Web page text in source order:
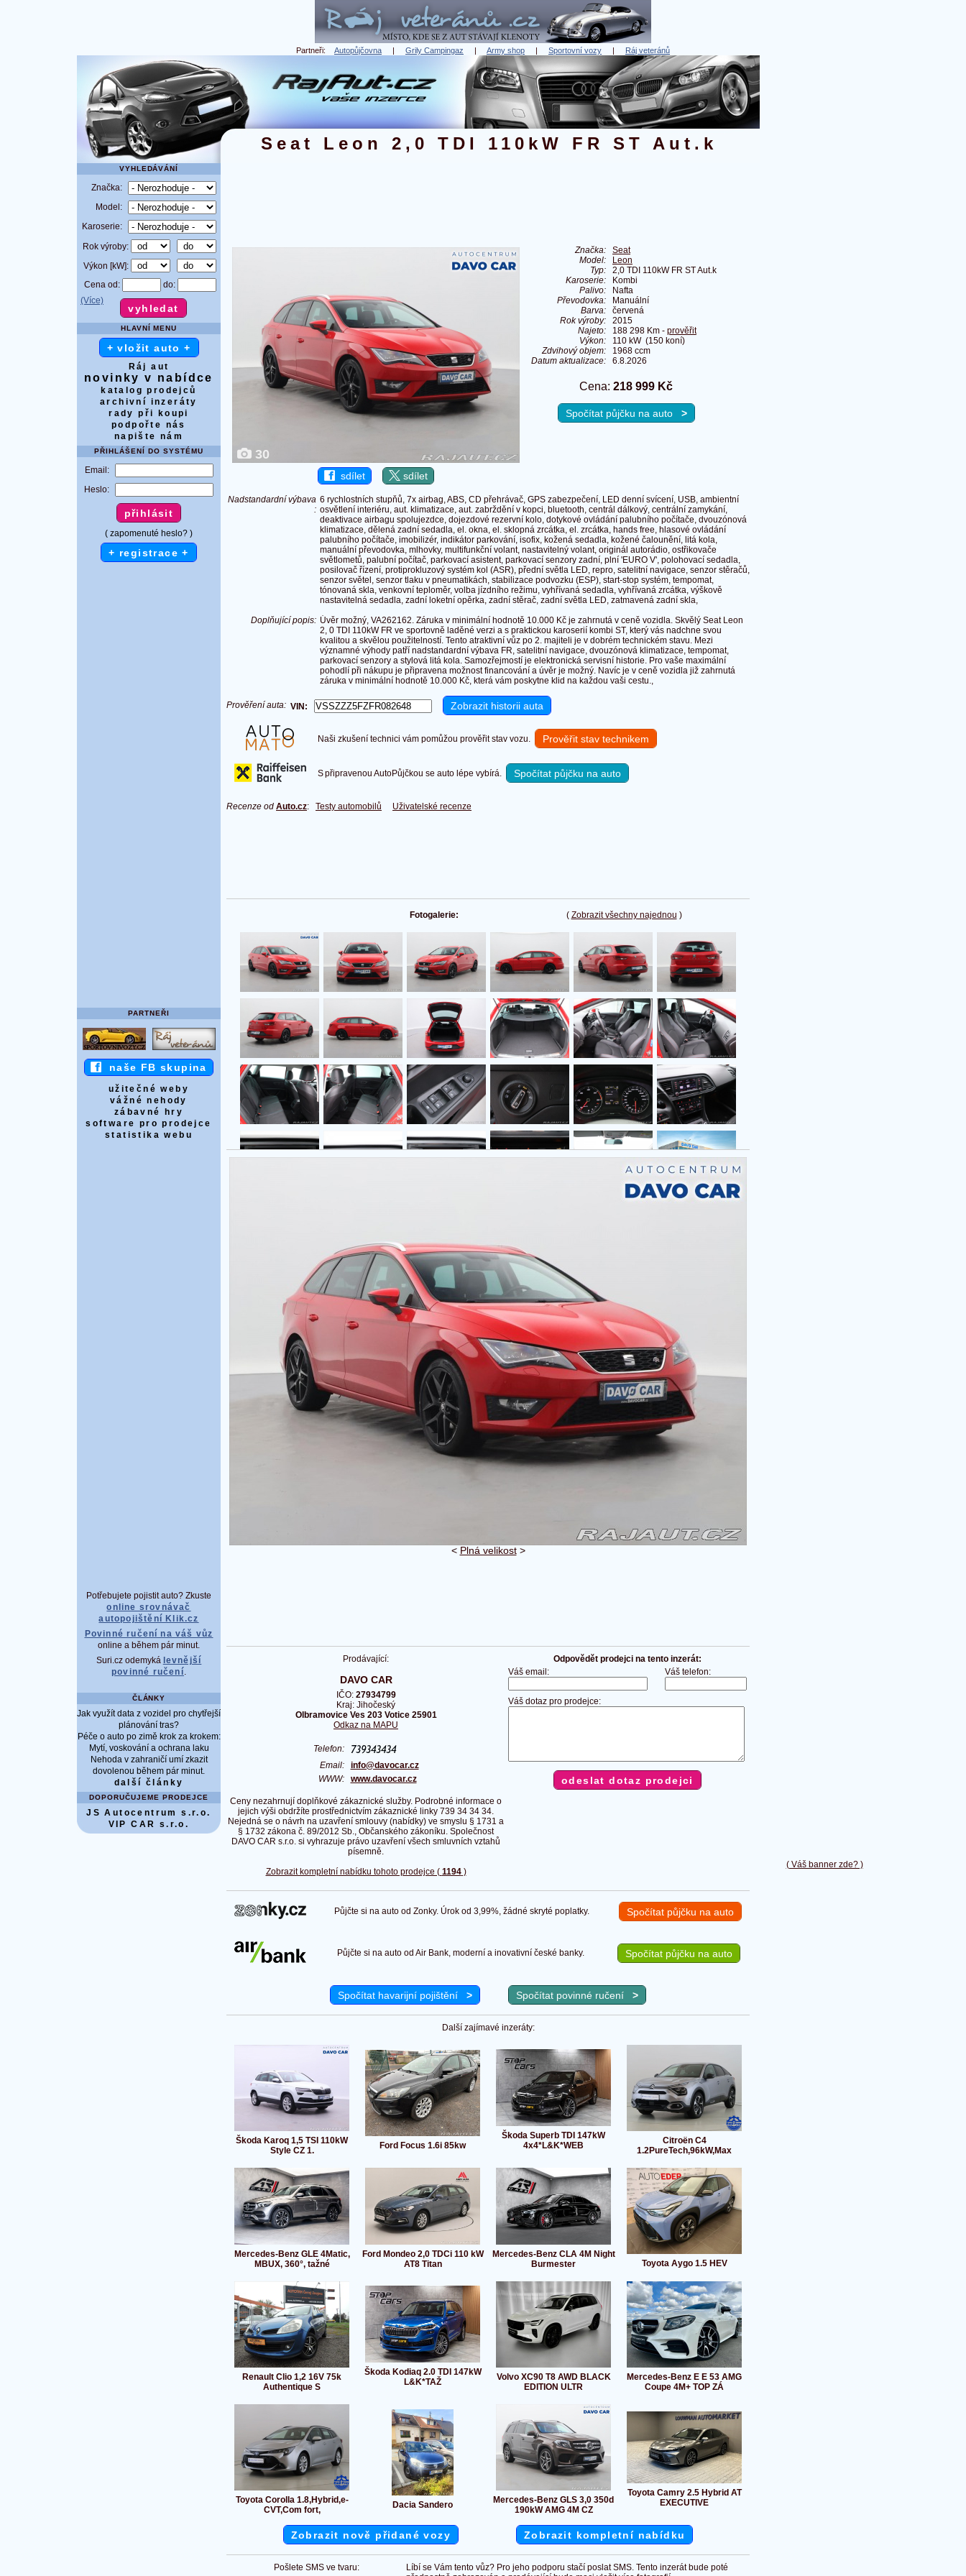
Partneři: Autopůjčovna | Grily Campingaz | Army shop | Sportovní vozy | Ráj veteránů
( Váš banner zde? )
Seat Leon 2,0 TDI 110kW FR ST Aut.k
VYHLEDÁVÁNÍ
Značka:
Model:
Karoserie:
Rok výroby:
Výkon [kW]:
Cena od:
do:
(Více)
HLAVNÍ MENU
+ vložit auto +
Ráj aut
novinky v nabídce
katalog prodejců
archivní inzeráty
rady při koupi
podpořte nás
napište nám
PŘIHLÁŠENÍ DO SYSTÉMU
Email:
Heslo:
( zapomenuté heslo? )
+ registrace +
PARTNEŘI
naše FB skupina
užitečné weby
vážné nehody
zábavné hry
software pro prodejce
statistika webu
Potřebujete pojistit auto? Zkuste
online srovnávač
autopojištění Klik.cz
Povinné ručení na váš vůz
online a během pár minut.
Suri.cz odemyká levnější
povinné ručení.
ČLÁNKY
Jak využít data z vozidel pro chytřejší
plánování tras?
Péče o auto po zimě krok za krokem:
Mytí, voskování a ochrana laku
Nehoda v zahraničí umí zkazit
dovolenou během pár minut.
další články
DOPORUČUJEME PRODEJCE
JS Autocentrum s.r.o.
VIP CAR s.r.o.
30
sdílet sdílet
Značka:
Seat
Model:
Leon
Typ:
2,0 TDI 110kW FR ST Aut.k
Karoserie:
Kombi
Palivo:
Nafta
Převodovka:
Manuální
Barva:
červená
Rok výroby:
2015
Najeto:
188 298 Km - prověřit
Výkon:
110 kW (150 koní)
Zdvihový objem:
1968 ccm
Datum aktualizace:
6.8.2026
Cena: 218 999 Kč
Spočítat půjčku na auto >
Nadstandardní výbava
:
6 rychlostních stupňů, 7x airbag, ABS, CD přehrávač, GPS zabezpečení, LED denní svícení, USB, ambientní
osvětlení interiéru, aut. klimatizace, aut. zabrždění v kopci, bluetooth, centrál dálkový, centrální zamykání,
deaktivace airbagu spolujezdce, dojezdové rezervní kolo, dotykové ovládání palubního počítače, dvouzónová
klimatizace, dělená zadní sedadla, el. okna, el. sklopná zrcátka, el. zrcátka, hands free, hlasové ovládání
palubního počítače, imobilizér, indikátor parkování, isofix, kožená sedadla, kožené čalounění, litá kola,
manuální převodovka, mlhovky, multifunkční volant, nastavitelný volant, originál autorádio, ostřikovače
světlometů, palubní počítač, parkovací asistent, parkovací senzory zadní, plní 'EURO V', polohovací sedadla,
posilovač řízení, protiprokluzový systém kol (ASR), přední světla LED, repro, satelitní navigace, senzor stěračů,
senzor světel, senzor tlaku v pneumatikách, stabilizace podvozku (ESP), start-stop systém, tempomat,
tónovaná skla, venkovní teploměr, volba jízdního režimu, vyhřívaná sedadla, vyhřívaná zrcátka, výškově
nastavitelná sedadla, zadní loketní opěrka, zadní stěrač, zadní světla LED, zatmavená zadní skla,
Doplňující popis: Úvěr možný, VA262162. Záruka v minimální hodnotě 10.000 Kč je zahrnutá v ceně vozidla. Skvělý Seat Leon
2, 0 TDI 110kW FR ve sportovně laděné verzi a s praktickou karoserií kombi ST, který vás nadchne svou
kvalitou a skvělou použitelností. Tento atraktivní vůz po 2. majiteli je v dobrém technickém stavu. Mezi
významné výhody patří nadstandardní výbava FR, satelitní navigace, dvouzónová klimatizace, tempomat,
parkovací senzory a stylová litá kola. Samozřejmostí je elektronická servisní historie. Pro vaše maximální
pohodlí při nákupu je připravena možnost financování a úvěr je možný. Navíc je v ceně vozidla již zahrnutá
záruka v minimální hodnotě 10.000 Kč, která vám poskytne klid na každou vaši cestu.,
Prověření auta: VIN:
Naši zkušení technici vám pomůžou prověřit stav vozu. Prověřit stav technikem
S připravenou AutoPůjčkou se auto lépe vybírá. Spočítat půjčku na auto
Recenze od Auto.cz: Testy automobilů Uživatelské recenze
( Zobrazit všechny najednou )
Fotogalerie:
< Plná velikost>
Prodávající:
DAVO CAR
IČO: 27934799
Kraj: Jihočeský
Olbramovice Ves 203 Votice 25901
Odkaz na MAPU
Telefon:
Email: info@davocar.cz
WWW: www.davocar.cz
Ceny nezahrnují doplňkové zákaznické služby. Podrobné informace o
jejich výši obdržíte prostřednictvím zákaznické linky 739 34 34 34.
Nejedná se o návrh na uzavření smlouvy (nabídky) ve smyslu § 1731 a
§ 1732 zákona č. 89/2012 Sb., Občanského zákoníku. Společnost
DAVO CAR s.r.o. si vyhrazuje právo uzavření všech smluvních vztahů
písemně.
Zobrazit kompletní nabídku tohoto prodejce ( 1194)
Odpovědět prodejci na tento inzerát:
Váš email:
Váš telefon:
Váš dotaz pro prodejce:
Půjčte si na auto od Zonky. Úrok od 3,99%, žádné skryté poplatky. Spočítat půjčku na auto
Půjčte si na auto od Air Bank, moderní a inovativní české banky. Spočítat půjčku na auto
Spočítat havarijní pojištění > Spočítat povinné ručení >
Další zajímavé inzeráty:
Škoda Karoq 1,5 TSI 110kW
Style CZ 1.
Ford Focus 1.6i 85kw
Škoda Superb TDI 147kW
4x4*L&K*WEB
Citroën C4
1.2PureTech,96kW,Max
Mercedes-Benz GLE 4Matic,
MBUX, 360°, tažné
Ford Mondeo 2,0 TDCi 110 kW
AT8 Titan
Mercedes-Benz CLA 4M Night
Burmester
Toyota Aygo 1.5 HEV
Renault Clio 1,2 16V 75k
Authentique S
Škoda Kodiaq 2.0 TDI 147kW
L&K*TAŽ
Volvo XC90 T8 AWD BLACK
EDITION ULTR
Mercedes-Benz E E 53 AMG
Coupe 4M+ TOP ZÁ
Toyota Corolla 1.8,Hybrid,e-
CVT,Com fort,
Dacia Sandero
Mercedes-Benz GLS 3,0 350d
190kW AMG 4M CZ
Toyota Camry 2.5 Hybrid AT
EXECUTIVE
Zobrazit nově přidané vozy Zobrazit kompletní nabídku
Pošlete SMS ve tvaru:
Líbí se Vám tento vůz? Pro jeho podporu stačí poslat SMS. Tento inzerát bude poté